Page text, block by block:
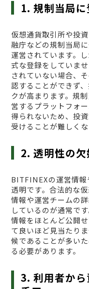
1. 規制当局
仮想通貨取引所や投
融庁などの規制当局
運営されています。
式な登録をしていま
されていない場合、
認することができず
クが高まります。規
営するプラットフォ
得られないため、投
受けることが難しくな
2. 透明性の欠
BITFINEXの運営情報
透明です。合法的な
情報や運営チームの
しているのが通常で
情報をほとんど公開
て良いほど見当たり
候であることが多い
る必要があります。
3. 利用者か